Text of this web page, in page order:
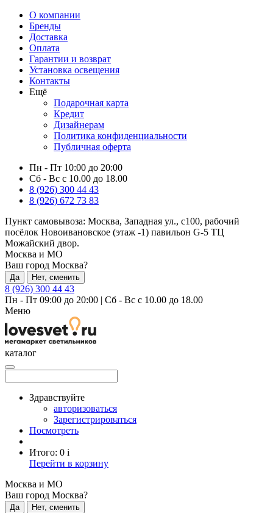
О компании
Бренды
Доставка
Оплата
Гарантии и возврат
Установка освещения
Контакты
Ещё
Подарочная карта
Кредит
Дизайнерам
Политика конфиденциальности
Публичная оферта
Пн - Пт 10:00 до 20:00
Сб - Вс с 10.00 до 18.00
8 (926) 300 44 43
8 (926) 672 73 83
Пункт самовывоза: Москва, Западная ул., с100, рабочий
посёлок Новоивановское (этаж -1) павильон G-5 ТЦ
Можайский двор.
Москва и МО
Ваш город Москва?
Да Нет, сменить
8 (926) 300 44 43
Пн - Пт 09:00 до 20:00 | Сб - Вс с 10.00 до 18.00
Меню
каталог
Здравствуйте
авторизоваться
Зарегистрироваться
Посмотреть
Итого: 0 i
Перейти в корзину
Москва и МО
Ваш город Москва?
Да Нет, сменить